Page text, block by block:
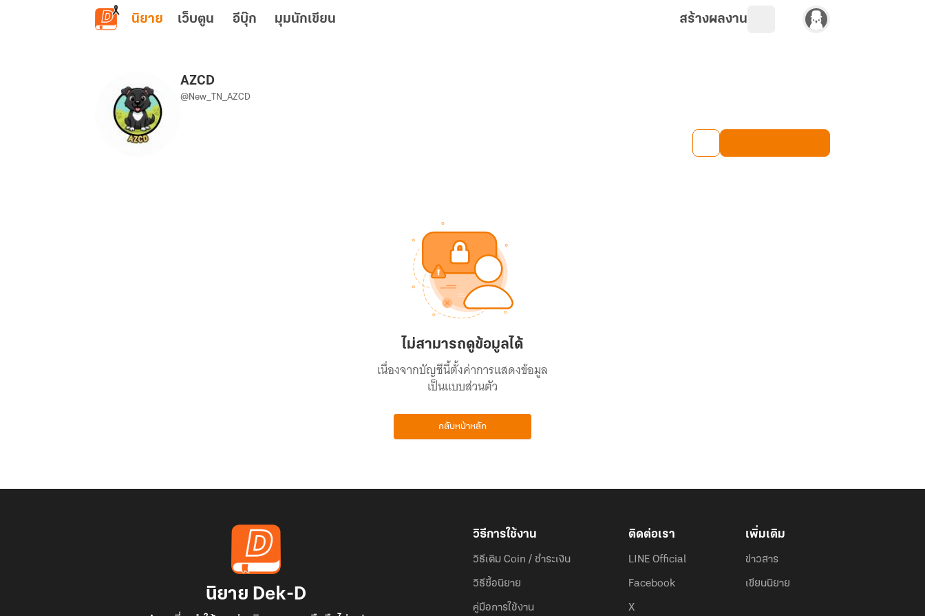
ข้ามไปยังเนื้อหาหลัก
นิยาย เว็บตูน อีบุ๊ก มุมนักเขียน สร้างผลงาน
AZCD
@New_TN_AZCD
ไม่สามารถดูข้อมูลได้
เนื่องจากบัญชีนี้ตั้งค่าการแสดงข้อมูล
เป็นแบบส่วนตัว
กลับหน้าหลัก
นิยาย Dek-D
วิธีการใช้งาน
วิธีเติม Coin / ชำระเงิน
วิธีซื้อนิยาย
คู่มือการใช้งาน
ติดต่อเรา
LINE Official
Facebook
X
เพิ่มเติม
ข่าวสาร
เขียนนิยาย